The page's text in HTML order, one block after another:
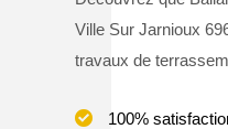
Ville Sur Jarnioux
travaux de
100%